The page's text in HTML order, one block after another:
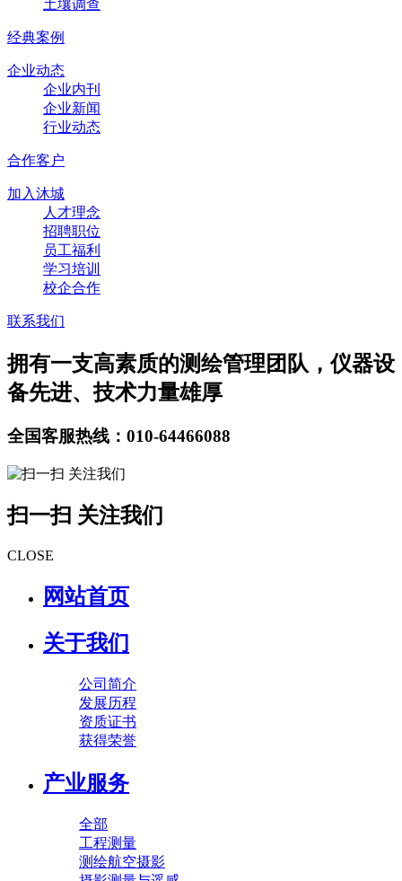
土壤调查
经典案例
企业动态
企业内刊
企业新闻
行业动态
合作客户
加入沐城
人才理念
招聘职位
员工福利
学习培训
校企合作
联系我们
拥有一支高素质的测绘管理团队，仪器设
备先进、技术力量雄厚
全国客服热线：010-64466088
扫一扫 关注我们
CLOSE
网站首页
关于我们
公司简介
发展历程
资质证书
获得荣誉
产业服务
全部
工程测量
测绘航空摄影